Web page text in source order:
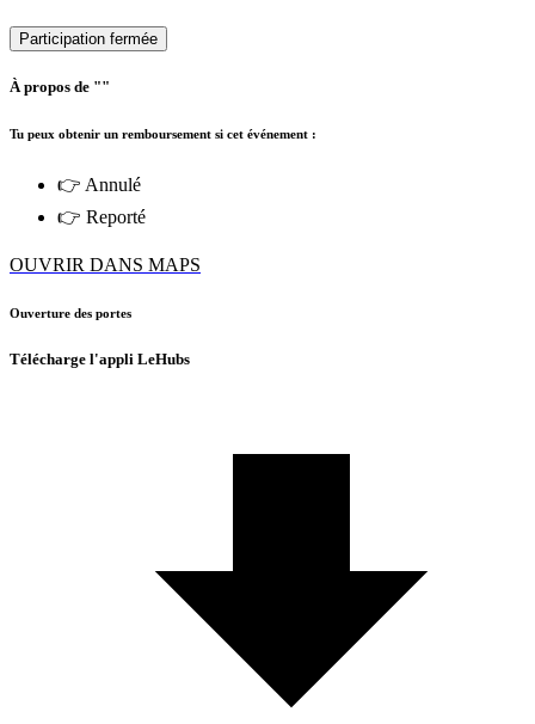
Participation fermée
À propos de ""
Tu peux obtenir un remboursement si cet événement :
👉 Annulé
👉 Reporté
OUVRIR DANS MAPS
Ouverture des portes
Télécharge l'appli LeHubs